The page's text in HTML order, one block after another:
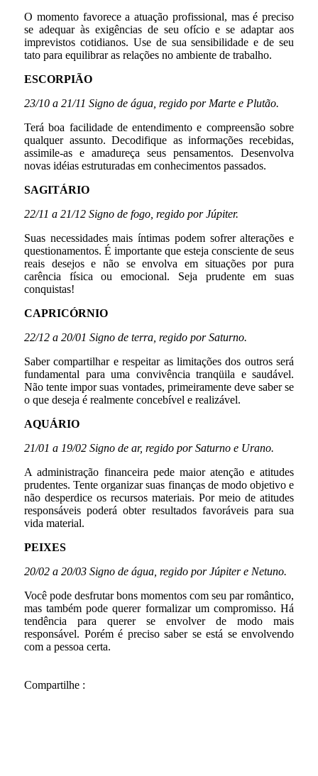
O momento favorece a atuação profissional, mas é preciso
se adequar às exigências de seu ofício e se adaptar aos
imprevistos cotidianos. Use de sua sensibilidade e de seu
tato para equilibrar as relações no ambiente de trabalho.
ESCORPIÃO
23/10 a 21/11 Signo de água, regido por Marte e Plutão.
Terá boa facilidade de entendimento e compreensão sobre
qualquer assunto. Decodifique as informações recebidas,
assimile-as e amadureça seus pensamentos. Desenvolva
novas idéias estruturadas em conhecimentos passados.
SAGITÁRIO
22/11 a 21/12 Signo de fogo, regido por Júpiter.
Suas necessidades mais íntimas podem sofrer alterações e
questionamentos. É importante que esteja consciente de seus
reais desejos e não se envolva em situações por pura
carência física ou emocional. Seja prudente em suas
conquistas!
CAPRICÓRNIO
22/12 a 20/01 Signo de terra, regido por Saturno.
Saber compartilhar e respeitar as limitações dos outros será
fundamental para uma convivência tranqüila e saudável.
Não tente impor suas vontades, primeiramente deve saber se
o que deseja é realmente concebível e realizável.
AQUÁRIO
21/01 a 19/02 Signo de ar, regido por Saturno e Urano.
A administração financeira pede maior atenção e atitudes
prudentes. Tente organizar suas finanças de modo objetivo e
não desperdice os recursos materiais. Por meio de atitudes
responsáveis poderá obter resultados favoráveis para sua
vida material.
PEIXES
20/02 a 20/03 Signo de água, regido por Júpiter e Netuno.
Você pode desfrutar bons momentos com seu par romântico,
mas também pode querer formalizar um compromisso. Há
tendência para querer se envolver de modo mais
responsável. Porém é preciso saber se está se envolvendo
com a pessoa certa.
Compartilhe :